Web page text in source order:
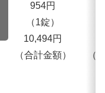
954円
（1錠）
10,494円
（合計金額）
（